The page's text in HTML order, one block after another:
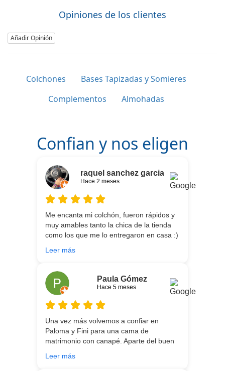
Opiniones de los clientes
Añadir Opinión
Colchones
Bases Tapizadas y Somieres
Complementos
Almohadas
Confian y nos eligen
raquel sanchez garcia
Hace 2 meses
Me encanta mi colchón, fueron rápidos y
muy amables tanto la chica de la tienda
como los que me lo entregaron en casa :)
meses después:) son todos un encanto y
canapé, una entrega rapidísima y fácil
comunicación con los repartidores que lo
traen y montan :) encantada
Leer más
Paula Gómez
Hace 5 meses
Una vez más volvemos a confiar en
Paloma y Fini para una cama de
matrimonio con canapé. Aparte del buen
personalizando totalmente las
Leer más